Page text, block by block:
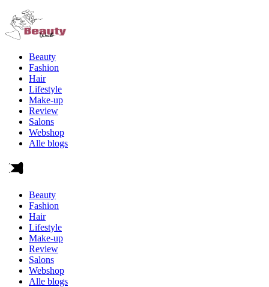
Beauty
Fashion
Hair
Lifestyle
Make-up
Review
Salons
Webshop
Alle blogs
Beauty
Fashion
Hair
Lifestyle
Make-up
Review
Salons
Webshop
Alle blogs